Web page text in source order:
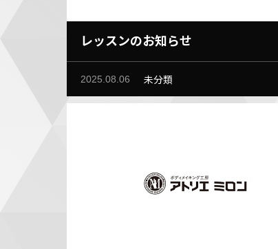
レッスンのお知らせ
2025.08.06 未分類